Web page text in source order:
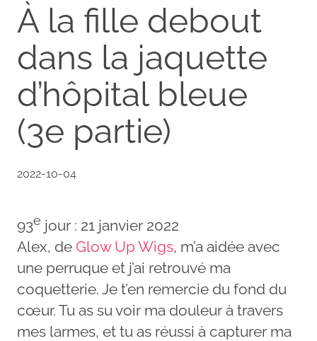
À la fille debout
dans la jaquette
d’hôpital bleue
(3e partie)
2022-10-04
93e jour : 21 janvier 2022
Alex, de Glow Up Wigs, m’a aidée avec
une perruque et j’ai retrouvé ma
coquetterie. Je t’en remercie du fond du
cœur. Tu as su voir ma douleur à travers
mes larmes, et tu as réussi à capturer ma